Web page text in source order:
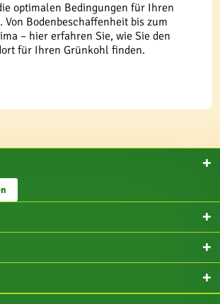
optimalen Bedingungen für Ihren
Von Bodenbeschaffenheit bis zum
– hier erfahren Sie, wie Sie den
für Ihren Grünkohl finden.